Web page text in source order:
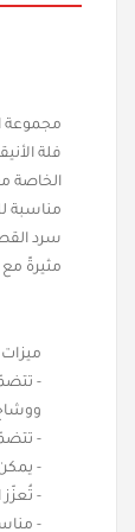
مجموعة
فلة
الخاصة
سرد
مثيرةً
ميزات
-
-
-
- تُعزّز
- مناسبة